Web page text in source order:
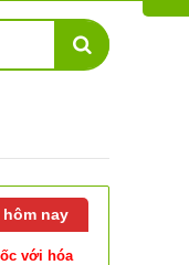
nay
với hóa